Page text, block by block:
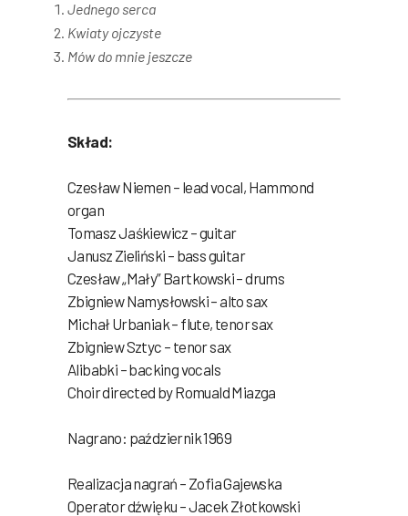
Jednego serca
Kwiaty ojczyste
Mów do mnie jeszcze
Skład:
Czesław Niemen – lead vocal, Hammond
organ
Tomasz Jaśkiewicz – guitar
Janusz Zieliński – bass guitar
Czesław „Mały” Bartkowski – drums
Zbigniew Namysłowski – alto sax
Michał Urbaniak – flute, tenor sax
Zbigniew Sztyc – tenor sax
Alibabki – backing vocals
Choir directed by Romuald Miazga
Nagrano: październik 1969
Realizacja nagrań – Zofia Gajewska
Operator dźwięku – Jacek Złotkowski